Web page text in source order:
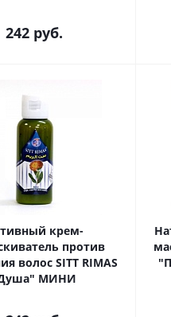
242руб.
крем-
против
волос SITT RIMAS
"Душа" МИНИ